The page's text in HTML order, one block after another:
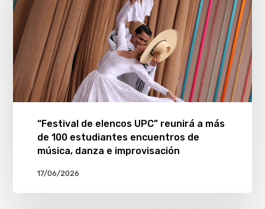
“Festival de elencos UPC” reunirá a más
de 100 estudiantes encuentros de
música, danza e improvisación
17/06/2026